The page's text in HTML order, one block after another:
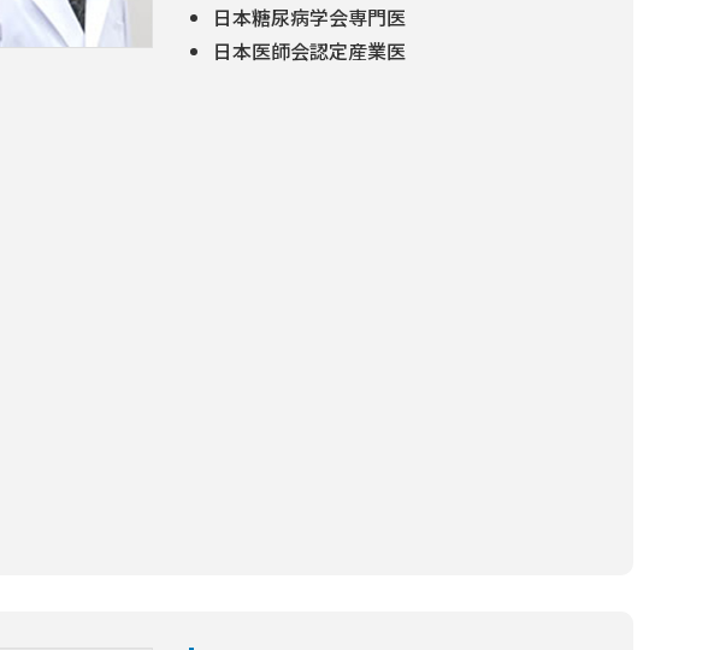
日本糖尿病学会専門医
日本医師会認定産業医